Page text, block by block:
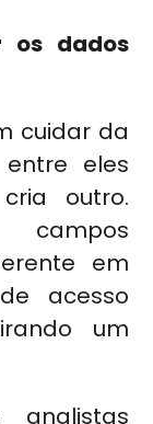
os dados
cuidar da
eles
outro.
campos
em
acesso
um